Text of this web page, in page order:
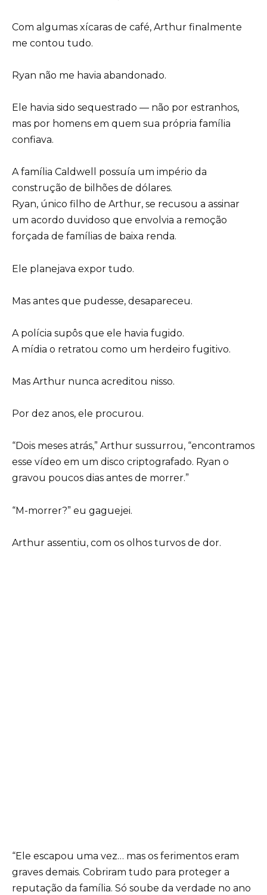
Com algumas xícaras de café, Arthur finalmente
me contou tudo.
Ryan não me havia abandonado.
Ele havia sido sequestrado — não por estranhos,
mas por homens em quem sua própria família
confiava.
A família Caldwell possuía um império da
construção de bilhões de dólares.
Ryan, único filho de Arthur, se recusou a assinar
um acordo duvidoso que envolvia a remoção
forçada de famílias de baixa renda.
Ele planejava expor tudo.
Mas antes que pudesse, desapareceu.
A polícia supôs que ele havia fugido.
A mídia o retratou como um herdeiro fugitivo.
Mas Arthur nunca acreditou nisso.
Por dez anos, ele procurou.
“Dois meses atrás,” Arthur sussurrou, “encontramos
esse vídeo em um disco criptografado. Ryan o
gravou poucos dias antes de morrer.”
“M-morrer?” eu gaguejei.
Arthur assentiu, com os olhos turvos de dor.
“Ele escapou uma vez… mas os ferimentos eram
graves demais. Cobriram tudo para proteger a
reputação da família. Só soube da verdade no ano